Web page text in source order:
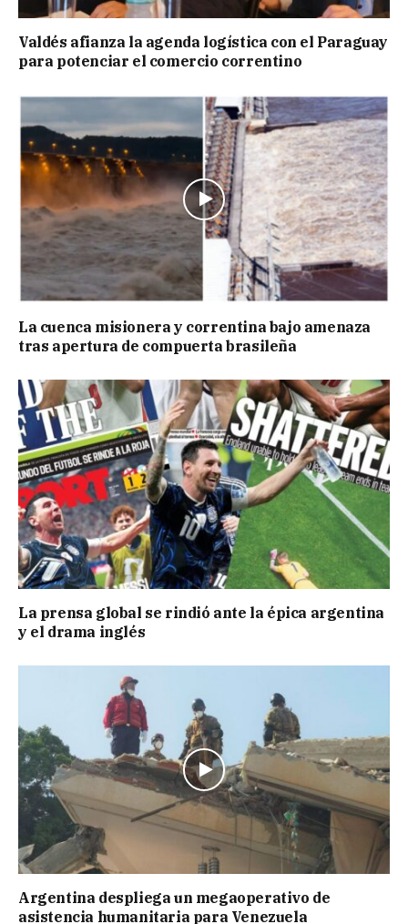
Valdés afianza la agenda logística con el Paraguay
para potenciar el comercio correntino
La cuenca misionera y correntina bajo amenaza
tras apertura de compuerta brasileña
La prensa global se rindió ante la épica argentina
y el drama inglés
Argentina despliega un megaoperativo de
asistencia humanitaria para Venezuela